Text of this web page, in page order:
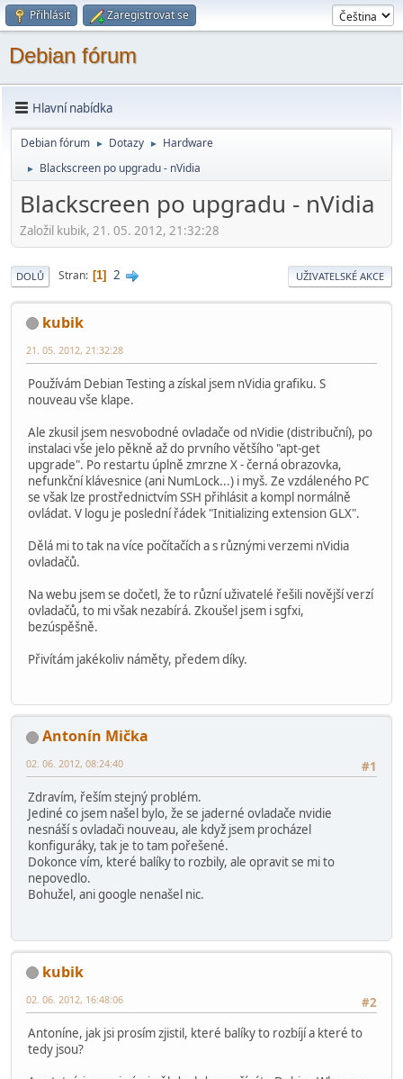
Přihlásit Zaregistrovat se
Debian fórum
Hlavní nabídka
Debian fórum ► Dotazy ► Hardware
► Blackscreen po upgradu - nVidia
Blackscreen po upgradu - nVidia
Založil kubik, 21. 05. 2012, 21:32:28
DOLŮ Stran 1 2 UŽIVATELSKÉ AKCE
kubik
21. 05. 2012, 21:32:28
Používám Debian Testing a získal jsem nVidia grafiku. S
nouveau vše klape.
Ale zkusil jsem nesvobodné ovladače od nVidie (distribuční), po
instalaci vše jelo pěkně až do prvního většího "apt-get
upgrade". Po restartu úplně zmrzne X - černá obrazovka,
nefunkční klávesnice (ani NumLock...) i myš. Ze vzdáleného PC
se však lze prostřednictvím SSH přihlásit a kompl normálně
ovládat. V logu je poslední řádek "Initializing extension GLX".
Dělá mi to tak na více počítačích a s různými verzemi nVidia
ovladačů.
Na webu jsem se dočetl, že to různí uživatelé řešili novější verzí
ovladačů, to mi však nezabírá. Zkoušel jsem i sgfxi,
bezúspěšně.
Přivítám jakékoliv náměty, předem díky.
Antonín Mička
#1
02. 06. 2012, 08:24:40
Zdravím, řeším stejný problém.
Jediné co jsem našel bylo, že se jaderné ovladače nvidie
nesnáší s ovladači nouveau, ale když jsem procházel
konfiguráky, tak je to tam pořešené.
Dokonce vím, které balíky to rozbily, ale opravit se mi to
nepovedlo.
Bohužel, ani google nenašel nic.
kubik
#2
02. 06. 2012, 16:48:06
Antoníne, jak jsi prosím zjistil, které balíky to rozbíjí a které to
tedy jsou?